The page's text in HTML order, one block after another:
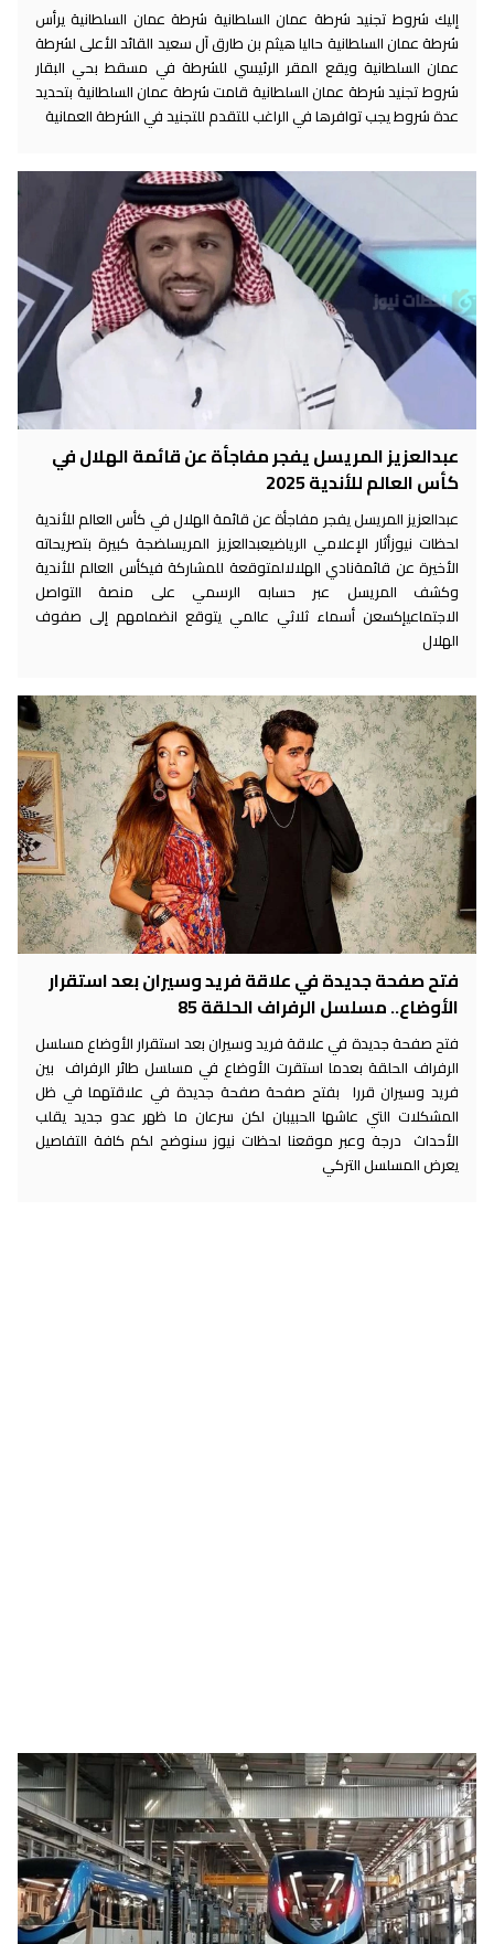
إليك شروط تجنيد شرطة عمان السلطانية شرطة عمان السلطانية يرأس
شرطة عمان السلطانية حاليا هيثم بن طارق آل سعيد القائد الأعلى لشرطة
عمان السلطانية ويقع المقر الرئيسي للشرطة في مسقط بحي البقار
شروط تجنيد شرطة عمان السلطانية قامت شرطة عمان السلطانية بتحديد
عدة شروط يجب توافرها في الراغب للتقدم للتجنيد في الشرطة العمانية
عبدالعزيز المريسل يفجر مفاجأة عن قائمة الهلال في
كأس العالم للأندية 2025
عبدالعزيز المريسل يفجر مفاجأة عن قائمة الهلال في كأس العالم للأندية
لحظات نيوزأثار الإعلامي الرياضيعبدالعزيز المريسلضجة كبيرة بتصريحاته
الأخيرة عن قائمةنادي الهلالالمتوقعة للمشاركة فيكأس العالم للأندية
وكشف المريسل عبر حسابه الرسمي على منصة التواصل
الاجتماعيإكسعن أسماء ثلاثي عالمي يتوقع انضمامهم إلى صفوف
الهلال
فتح صفحة جديدة في علاقة فريد وسيران بعد استقرار
الأوضاع.. مسلسل الرفراف الحلقة 85
فتح صفحة جديدة في علاقة فريد وسيران بعد استقرار الأوضاع مسلسل
الرفراف الحلقة بعدما استقرت الأوضاع في مسلسل طائر الرفراف بين
فريد وسيران قررا بفتح صفحة صفحة جديدة في علاقتهما في ظل
المشكلات التي عاشها الحبيبان لكن سرعان ما ظهر عدو جديد يقلب
الأحداث درجة وعبر موقعنا لحظات نيوز سنوضح لكم كافة التفاصيل
يعرض المسلسل التركي